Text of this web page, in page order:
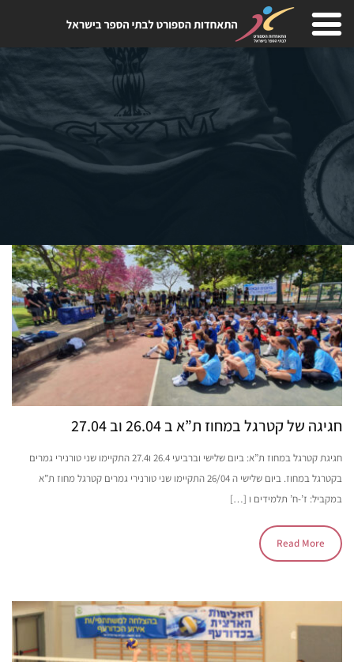
חגיגה של קטרגל במחוז ת”א ב 26.04 וב 27.04
חגיגת קטרגל במחוז ת”א: ביום שלישי וברביעי 26.4 ו27.4 התקיימו שני טורנירי גמרים
בקטרגל במחוז. ביום שלישי ה 26/04 התקיימו שני טורנירי גמרים קטרגל מחוז ת”א
במקביל: ז’-ח’ תלמידים ו […]
Read More